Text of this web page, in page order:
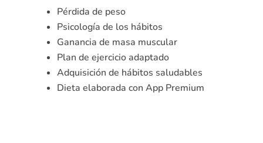
Pérdida de peso
Psicología de los hábitos
Ganancia de masa muscular
Plan de ejercicio adaptado
Adquisición de hábitos saludables
Dieta elaborada con App Premium